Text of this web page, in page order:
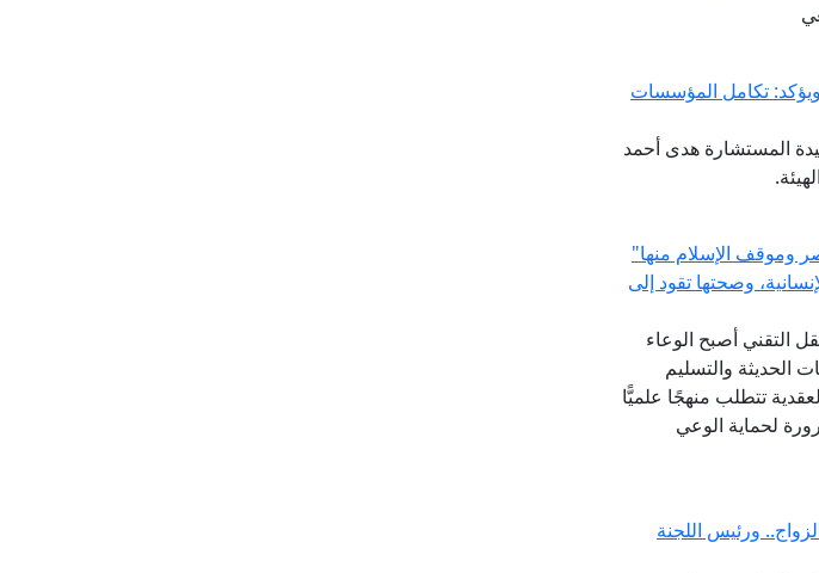
تكامل المؤسسات
المستشارة هدى أحمد
وموقف الإسلام منها"
وصحتها تقود إلى
التقني أصبح الوعاء
الحديثة والتسليم
تتطلب منهجًا علميًّا
لحماية الوعي
ورئيس اللجنة